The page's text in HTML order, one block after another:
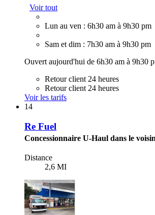
Voir tout
Lun au ven : 6h30 am à 9h30 pm
Sam et dim : 7h30 am à 9h30 pm
Ouvert aujourd'hui de 6h30 am à 9h30
Retour client 24 heures
Retour client 24 heures
Voir les tarifs
14
Re Fuel
Concessionnaire U-Haul dans le
Distance
2,6 MI